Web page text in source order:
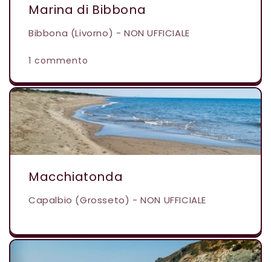
Marina di Bibbona
Bibbona (Livorno) - NON UFFICIALE
1 commento
Macchiatonda
Capalbio (Grosseto) - NON UFFICIALE